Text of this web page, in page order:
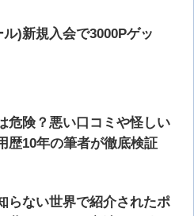
)新規入会で3000Pゲッ
危険？悪い口コミや怪しい
歴10年の筆者が徹底検証
らない世界で紹介されたポ